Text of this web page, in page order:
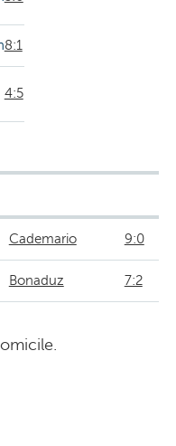
8:1
4:5
Cademario 9:0
Bonaduz 7:2